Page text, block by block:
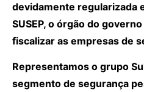
devidamente regularizada
SUSEP, o órgão do
fiscalizar as empresas de
Representamos o grupo
segmento de segurança